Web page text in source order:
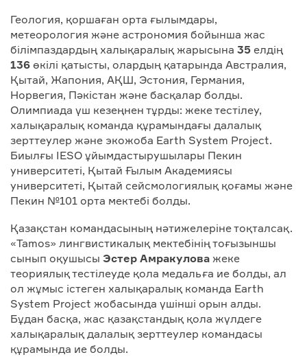
Геология, қоршаған орта ғылымдары,
метеорология және астрономия бойынша жас
білімпаздардың халықаралық жарысына 35 елдің
136 өкілі қатысты, олардың қатарында Австралия,
Қытай, Жапония, АҚШ, Эстония, Германия,
Норвегия, Пәкістан және басқалар болды.
Олимпиада үш кезеңнен тұрды: жеке тестілеу,
халықаралық команда құрамындағы далалық
зерттеулер және экожоба Earth System Project.
Биылғы IESO ұйымдастырушылары Пекин
университеті, Қытай Ғылым Академиясы
университеті, Қытай сейсмологиялық қоғамы және
Пекин №101 орта мектебі болды.
Қазақстан командасының нәтижелеріне тоқталсақ.
«Tamos» лингвистикалық мектебінің тоғызыншы
сынып оқушысы Эстер Амракулова жеке
теориялық тестілеуде қола медальға ие болды, ал
ол жұмыс істеген халықаралық команда Earth
System Project жобасында үшінші орын алды.
Бұдан басқа, жас қазақстандық қола жүлдеге
халықаралық далалық зерттеулер командасы
құрамында ие болды.